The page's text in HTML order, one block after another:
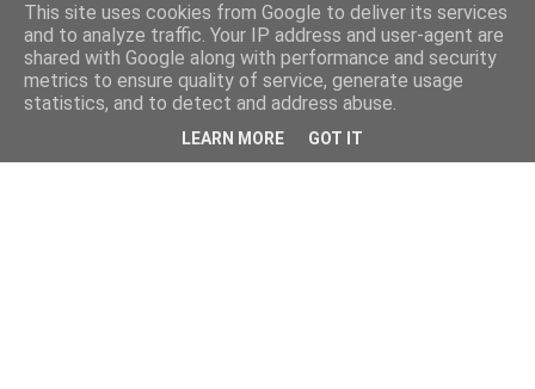
This site uses cookies from Google to deliver its services
and to analyze traffic. Your IP address and user-agent are
shared with Google along with performance and security
metrics to ensure quality of service, generate usage
statistics, and to detect and address abuse.
LEARN MORE GOT IT